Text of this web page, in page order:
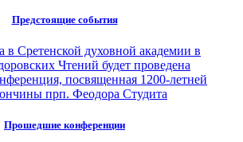
Предстоящие события
в Сретенской духовной академии в
Чтений будет проведена
посвященная 1200-летней
прп. Феодора Студита
Прошедшие конференции